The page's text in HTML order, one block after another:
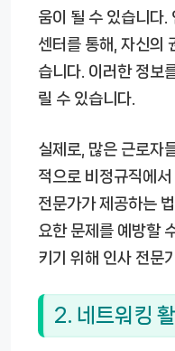
움이 될 수 있습니다.
센터를 통해, 자신의
습니다. 이러한 정보
릴 수 있습니다.
실제로, 많은 근로자
적으로 비정규직에
전문가가 제공하는
요한 문제를 예방할
키기 위해 인사 전문
2. 네트워킹